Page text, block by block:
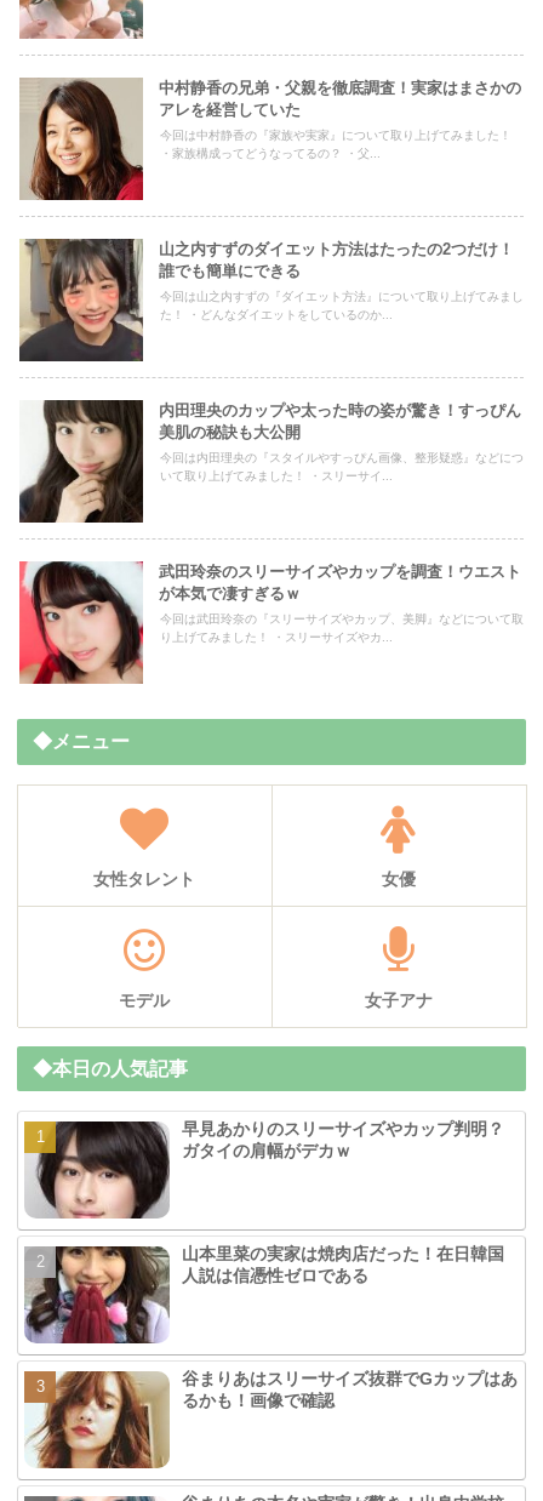
中村静香の兄弟・父親を徹底調査！実家はまさかの
アレを経営していた
今回は中村静香の『家族や実家』について取り上げてみました！
・家族構成ってどうなってるの？ ・父...
山之内すずのダイエット方法はたったの2つだけ！
誰でも簡単にできる
今回は山之内すずの『ダイエット方法』について取り上げてみまし
た！ ・どんなダイエットをしているのか...
内田理央のカップや太った時の姿が驚き！すっぴん
美肌の秘訣も大公開
今回は内田理央の『スタイルやすっぴん画像、整形疑惑』などにつ
いて取り上げてみました！ ・スリーサイ...
武田玲奈のスリーサイズやカップを調査！ウエスト
が本気で凄すぎるｗ
今回は武田玲奈の『スリーサイズやカップ、美脚』などについて取
り上げてみました！ ・スリーサイズやカ...
◆メニュー
女性タレント 女優
モデル 女子アナ
◆本日の人気記事
早見あかりのスリーサイズやカップ判明？
ガタイの肩幅がデカｗ
山本里菜の実家は焼肉店だった！在日韓国
人説は信憑性ゼロである
谷まりあはスリーサイズ抜群でGカップはあ
るかも！画像で確認